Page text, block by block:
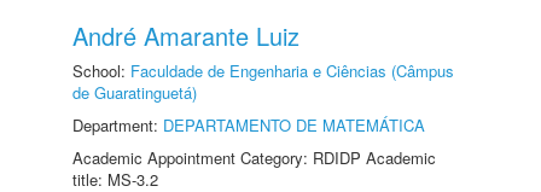
André Amarante Luiz
School: Faculdade de Engenharia e Ciências (Câmpus
de Guaratinguetá)
Department: DEPARTAMENTO DE MATEMÁTICA
Academic Appointment Category: RDIDP Academic
title: MS-3.2